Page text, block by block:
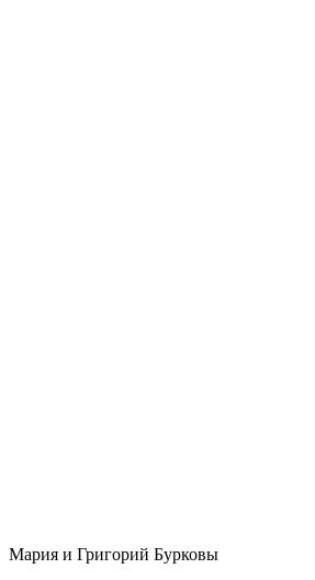
Мария и Григорий Бурковы